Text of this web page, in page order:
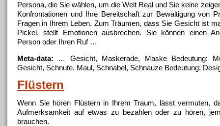
Persona, die Sie wählen, um die Welt Real und Sie keine
Konfrontationen und Ihre Bereitschaft zur Bewältigung von
Fragen in Ihrem Leben. Zum Träumen, dass Sie Gesicht ist
Pickel, stellt Emotionen ausbrechen. Sie können einen
Person oder Ihren Ruf …
Meta-data: … Gesicht, Maskerade, Maske Bedeutung:
Gesicht, Schnute, Maul, Schnabel, Schnauze Bedeutung:
Flüstern
Wenn Sie hören Flüstern in Ihrem Traum, lässt vermuten,
Aufmerksamkeit auf etwas zu bezahlen oder zu hören,
brauchen.